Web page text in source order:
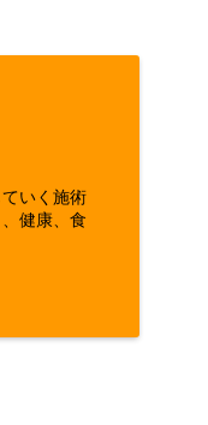
いく施術
健康、食